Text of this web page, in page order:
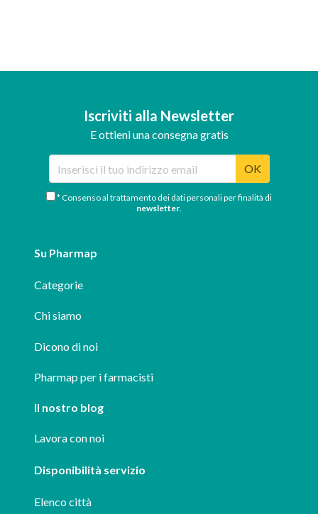
Iscriviti alla Newsletter
E ottieni una consegna gratis
OK
* Consenso al trattamento dei dati personali per finalità di
newsletter.
Su Pharmap
Categorie
Chi siamo
Dicono di noi
Pharmap per i farmacisti
Il nostro blog
Lavora con noi
Disponibilità servizio
Elenco città